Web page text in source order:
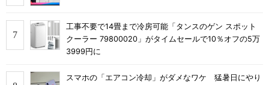
工事不要で14畳まで冷房可能「タンスのゲン スポット
クーラー 79800020」がタイムセールで10％オフの5万
3999円に
スマホの「エアコン冷却」がダメなワケ 猛暑日にやり